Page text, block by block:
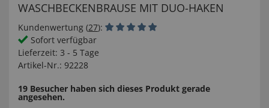
WASCHBECKENBRAUSE MIT DUO-HAKEN
Kundenwertung (27):
Sofort verfügbar
Lieferzeit: 3 - 5 Tage
Artikel-Nr.: 92228
19 Besucher haben sich dieses Produkt gerade
angesehen.